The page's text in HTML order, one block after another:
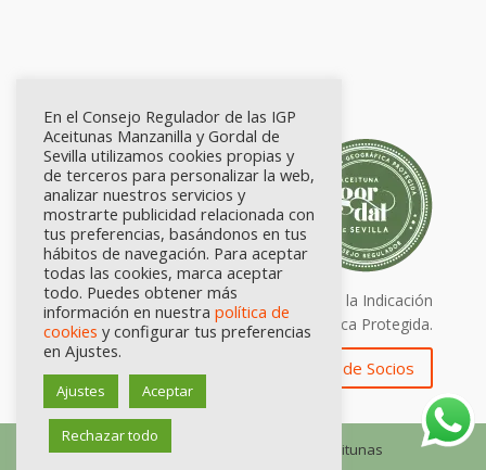
Calidad certificada por Origen. Sellos de la Indicación
Geográfica Protegida.
Zona de Socios
© Consejo Regulador de las IGP Aceitunas
En el Consejo Regulador de las IGP
Aceitunas Manzanilla y Gordal de
Sevilla utilizamos cookies propias y
de terceros para personalizar la web,
analizar nuestros servicios y
mostrarte publicidad relacionada con
tus preferencias, basándonos en tus
hábitos de navegación. Para aceptar
todas las cookies, marca aceptar
todo. Puedes obtener más
información en nuestra política de
cookies y configurar tus preferencias
en Ajustes.
Ajustes Aceptar
Rechazar todo